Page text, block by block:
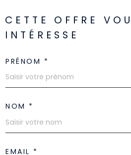
CETTE OFFRE
INTÉRESSE
PRÉNOM *
NOM *
EMAIL *